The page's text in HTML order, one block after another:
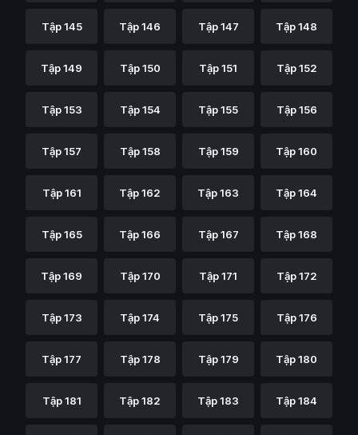
Tập 145 Tập 146 Tập 147 Tập 148
Tập 149 Tập 150 Tập 151 Tập 152
Tập 153 Tập 154 Tập 155 Tập 156
Tập 157 Tập 158 Tập 159 Tập 160
Tập 161 Tập 162 Tập 163 Tập 164
Tập 165 Tập 166 Tập 167 Tập 168
Tập 169 Tập 170 Tập 171 Tập 172
Tập 173 Tập 174 Tập 175 Tập 176
Tập 177 Tập 178 Tập 179 Tập 180
Tập 181 Tập 182 Tập 183 Tập 184